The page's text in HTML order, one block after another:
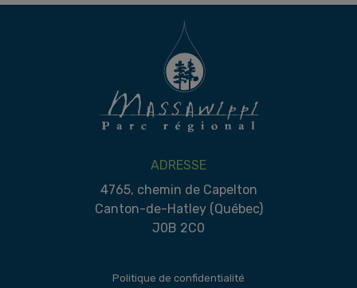
ADRESSE
4765, chemin de Capelton
Canton-de-Hatley (Québec)
J0B 2C0
Politique de confidentialité